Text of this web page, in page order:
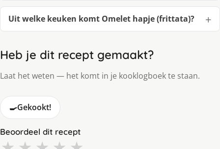
Uit welke keuken komt Omelet hapje (frittata)?
Heb je dit recept gemaakt?
Laat het weten — het komt in je kooklogboek te staan.
🍳Gekookt!
Beoordeel dit recept